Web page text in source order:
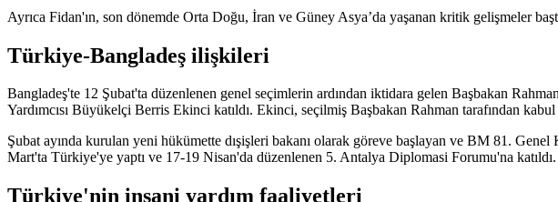
Ayrıca Fidan'ın, son dönemde Orta Doğu, İran ve Güney Asya’da yaşanan kritik gelişmeler
Türkiye-Bangladeş ilişkileri
Bangladeş'te 12 Şubat'ta düzenlenen genel seçimlerin ardından iktidara gelen Başbakan
Yardımcısı Büyükelçi Berris Ekinci katıldı. Ekinci, seçilmiş Başbakan Rahman tarafından
Şubat ayında kurulan yeni hükümette dışişleri bakanı olarak göreve başlayan ve BM 81.
Mart'ta Türkiye'ye yaptı ve 17-19 Nisan'da düzenlenen 5. Antalya Diplomasi Forumu'na katıldı.
Türkiye'nin insani yardım faaliyetleri